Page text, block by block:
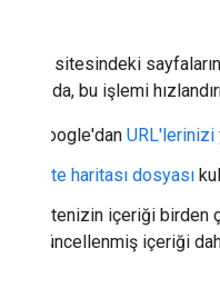
Bir web sitesindeki
olmasa da, bu işlemi
Google'dan URL'lerinizi
Site haritası dosyası
Sitenizin içeriği
güncellenmiş içeriği